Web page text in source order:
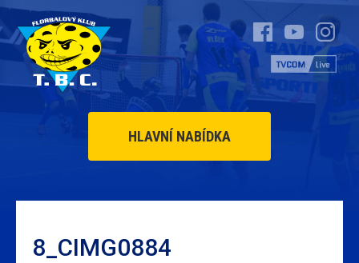
HLAVNÍ NABÍDKA
8_CIMG0884